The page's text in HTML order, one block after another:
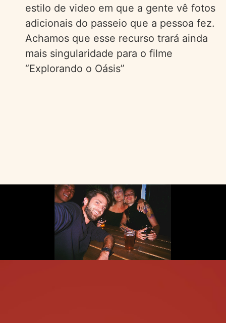
estilo de video em que a gente vê fotos
adicionais do passeio que a pessoa fez.
Achamos que esse recurso trará ainda
mais singularidade para o filme
“Explorando o Oásis”